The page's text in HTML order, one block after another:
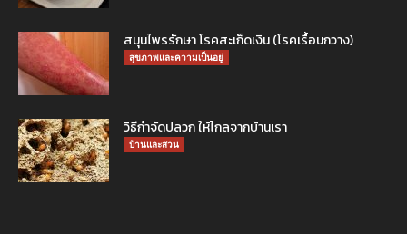
สมุนไพรรักษา โรคสะเก็ดเงิน (โรคเรื้อนกวาง)
สุขภาพและความเป็นอยู่
วิธีกำจัดปลวก ให้ไกลจากบ้านเรา
บ้านและสวน